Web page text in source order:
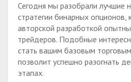
Сегодня мы разобрали лучшие
стратегии бинарных опционов,
авторской разработкой
трейдеров. Подобные
стать вашим базовым
позволит успешно разогнать
этапах.